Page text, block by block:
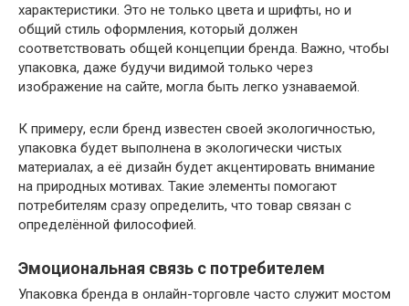
характеристики. Это не только цвета и шрифты, но и
общий стиль оформления, который должен
соответствовать общей концепции бренда. Важно, чтобы
упаковка, даже будучи видимой только через
изображение на сайте, могла быть легко узнаваемой.
К примеру, если бренд известен своей экологичностью,
упаковка будет выполнена в экологически чистых
материалах, а её дизайн будет акцентировать внимание
на природных мотивах. Такие элементы помогают
потребителям сразу определить, что товар связан с
определённой философией.
Эмоциональная связь с потребителем
Упаковка бренда в онлайн-торговле часто служит мостом